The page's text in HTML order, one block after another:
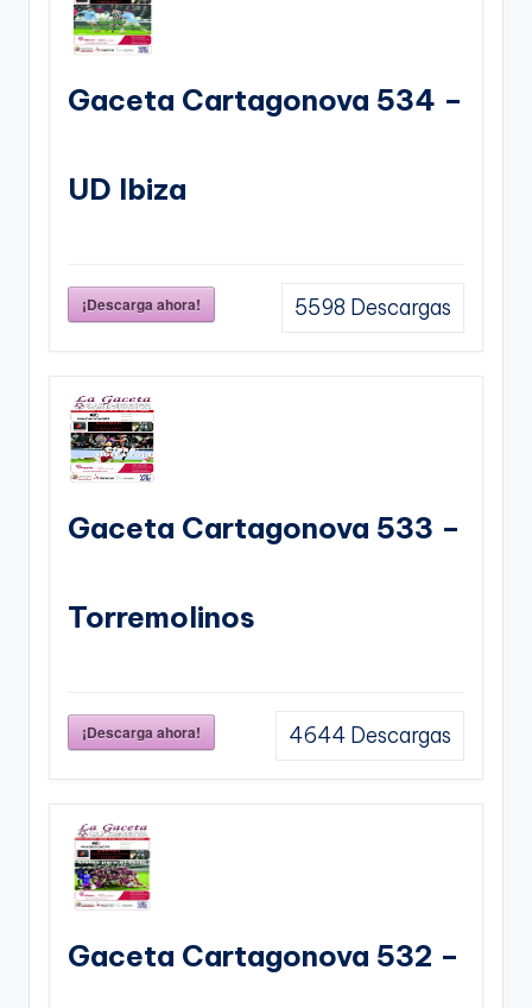
Gaceta Cartagonova 534 –
UD Ibiza
¡Descarga ahora! 5598 Descargas
Gaceta Cartagonova 533 –
Torremolinos
¡Descarga ahora! 4644 Descargas
Gaceta Cartagonova 532 –